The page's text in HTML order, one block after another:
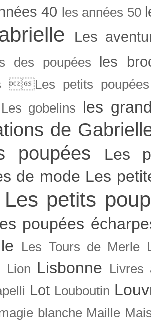
40 les années 50
Les
des poupées les
Les petits
Les gobelins les
de
poupées
Les
de mode Les
Les petits
poupées
Les Tours de Merle
Lion Lisbonne
Livres
Lot Louboutin
blanche Maille